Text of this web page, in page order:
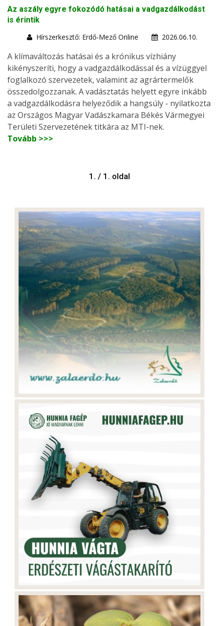
Az aszály egyre fokozódó hatásai a vadgazdálkodást
is érintik
Hírszerkesztő: Erdő-Mező Online
2026.06.10.
A klímaváltozás hatásai és a krónikus vízhiány
kikényszeríti, hogy a vadgazdálkodással és a vízüggyel
foglalkozó szervezetek, valamint az agrártermelők
összedolgozzanak. A vadásztatás helyett egyre inkább
a vadgazdálkodásra helyeződik a hangsúly - nyilatkozta
az Országos Magyar Vadászkamara Békés Vármegyei
Területi Szervezetének titkára az MTI-nek.
Tovább >>>
1. / 1. oldal